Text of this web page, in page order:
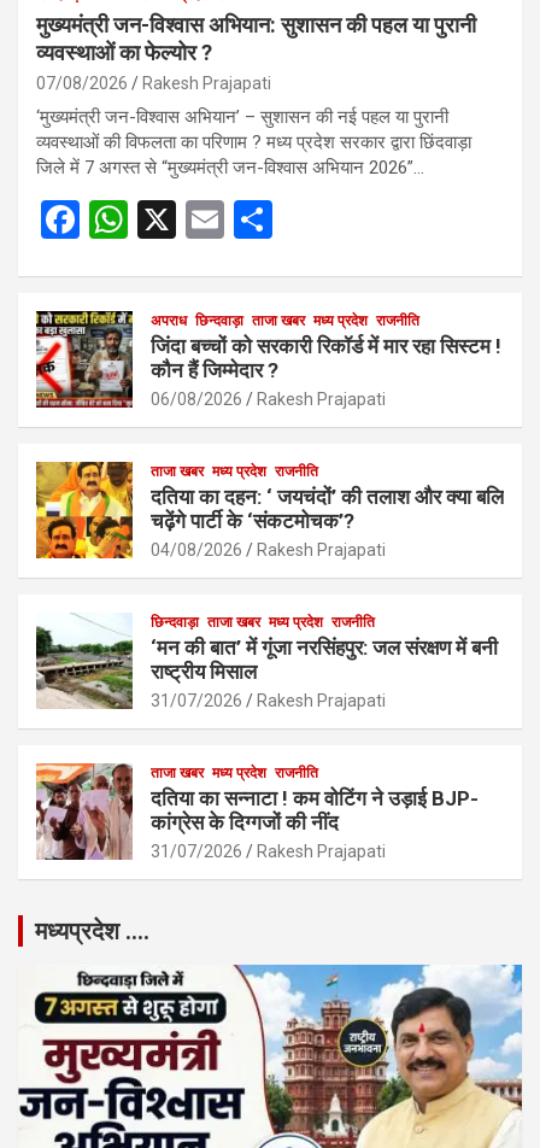
मुख्यमंत्री जन-विश्वास अभियान: सुशासन की पहल या पुरानी
व्यवस्थाओं का फेल्योर ?
07/08/2026 Rakesh Prajapati
‘मुख्यमंत्री जन-विश्वास अभियान’ – सुशासन की नई पहल या पुरानी
व्यवस्थाओं की विफलता का परिणाम ? मध्य प्रदेश सरकार द्वारा छिंदवाड़ा
जिले में 7 अगस्त से “मुख्यमंत्री जन-विश्वास अभियान 2026”…
F
b
o
o
k
W
s
A
p
p
X
E
e
अपराध छिन्दवाड़ा ताजा खबर मध्य प्रदेश राजनीति
जिंदा बच्चों को सरकारी रिकॉर्ड में मार रहा सिस्टम !
कौन हैं जिम्मेदार ?
06/08/2026 Rakesh Prajapati
ताजा खबर मध्य प्रदेश राजनीति
दतिया का दहन: ‘ जयचंदों’ की तलाश और क्या बलि
चढ़ेंगे पार्टी के ‘संकटमोचक’?
04/08/2026 Rakesh Prajapati
छिन्दवाड़ा ताजा खबर मध्य प्रदेश राजनीति
‘मन की बात’ में गूंजा नरसिंहपुर: जल संरक्षण में बनी
राष्ट्रीय मिसाल
31/07/2026 Rakesh Prajapati
ताजा खबर मध्य प्रदेश राजनीति
दतिया का सन्नाटा ! कम वोटिंग ने उड़ाई BJP-
कांग्रेस के दिग्गजों की नींद
31/07/2026 Rakesh Prajapati
मध्यप्रदेश ….